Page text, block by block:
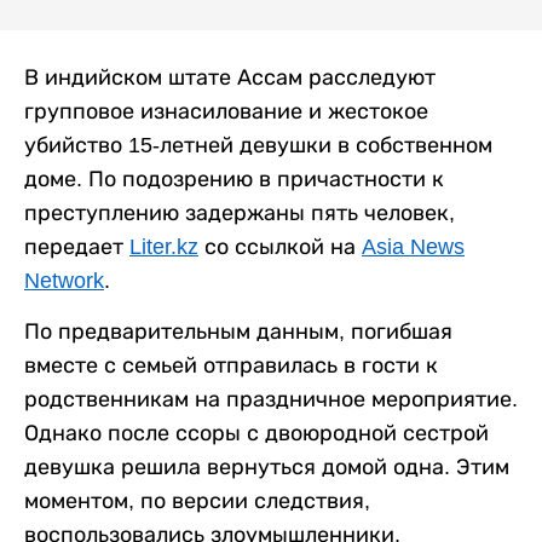
В индийском штате Ассам расследуют
групповое изнасилование и жестокое
убийство 15-летней девушки в собственном
доме. По подозрению в причастности к
преступлению задержаны пять человек,
передает Liter.kz со ссылкой на Asia News
Network.
По предварительным данным, погибшая
вместе с семьей отправилась в гости к
родственникам на праздничное мероприятие.
Однако после ссоры с двоюродной сестрой
девушка решила вернуться домой одна. Этим
моментом, по версии следствия,
воспользовались злоумышленники.